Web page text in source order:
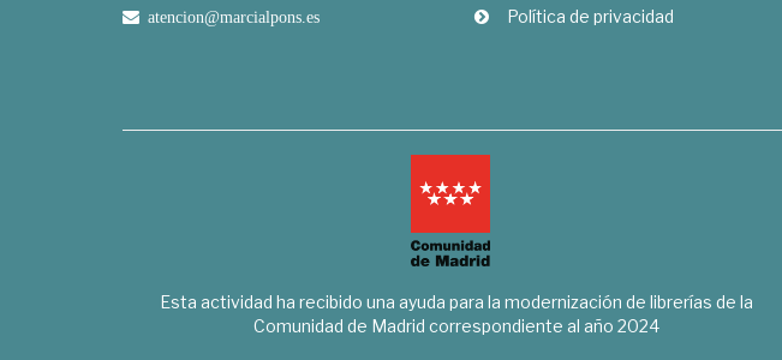
atencion@marcialpons.es
Política de privacidad
Esta actividad ha recibido una ayuda para la modernización de librerías de la
Comunidad de Madrid correspondiente al año 2024